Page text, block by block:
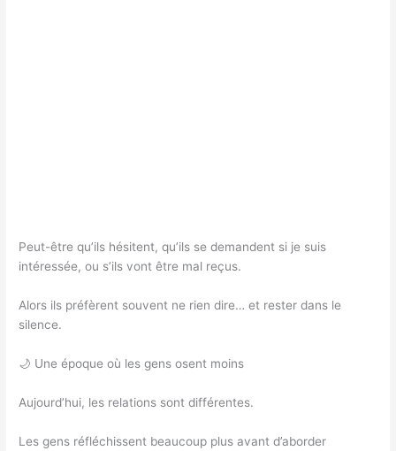
Peut-être qu’ils hésitent, qu’ils se demandent si je suis
intéressée, ou s’ils vont être mal reçus.
Alors ils préfèrent souvent ne rien dire… et rester dans le
silence.
🌙 Une époque où les gens osent moins
Aujourd’hui, les relations sont différentes.
Les gens réfléchissent beaucoup plus avant d’aborder